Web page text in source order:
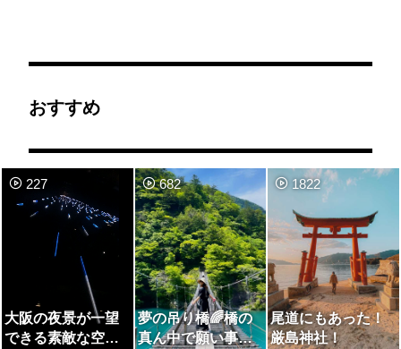
おすすめ
227
大阪の夜景が一望
できる素敵な空間
682
夢の吊り橋🌈橋の
真ん中で願い事を
1822
尾道にもあった！
厳島神社！